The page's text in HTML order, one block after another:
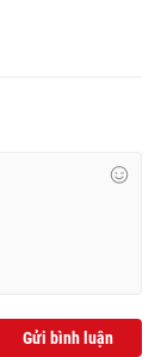
Gửi bình luận